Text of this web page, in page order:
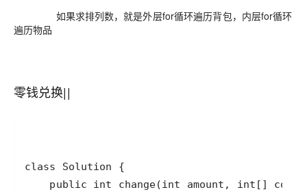
如果求排列数，就是外层for循环遍历背包，内层for循环
遍历物品
零钱兑换||